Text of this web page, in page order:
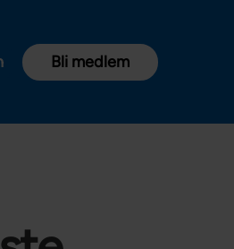
Bli medlem